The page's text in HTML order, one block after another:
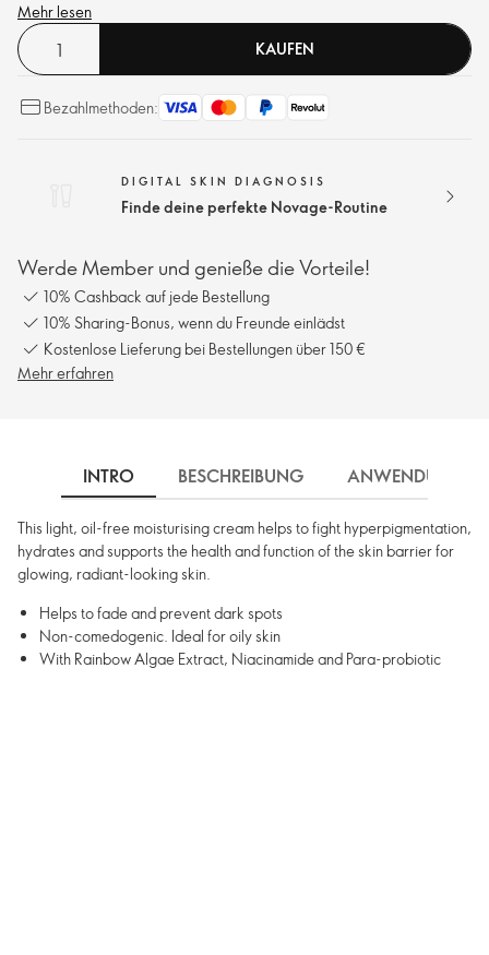
Mehr lesen
KAUFEN
Bezahlmethoden:
DIGITAL SKIN DIAGNOSIS
Finde deine perfekte Novage-Routine
Werde Member und genieße die Vorteile!
10% Cashback auf jede Bestellung
10% Sharing-Bonus, wenn du Freunde einlädst
Kostenlose Lieferung bei Bestellungen über 150 €
Mehr erfahren
INTRO BESCHREIBUNG ANWENDUNG
This light, oil-free moisturising cream helps to fight hyperpigmentation,
hydrates and supports the health and function of the skin barrier for
glowing, radiant-looking skin.
Helps to fade and prevent dark spots
Non-comedogenic. Ideal for oily skin
With Rainbow Algae Extract, Niacinamide and Para-probiotic